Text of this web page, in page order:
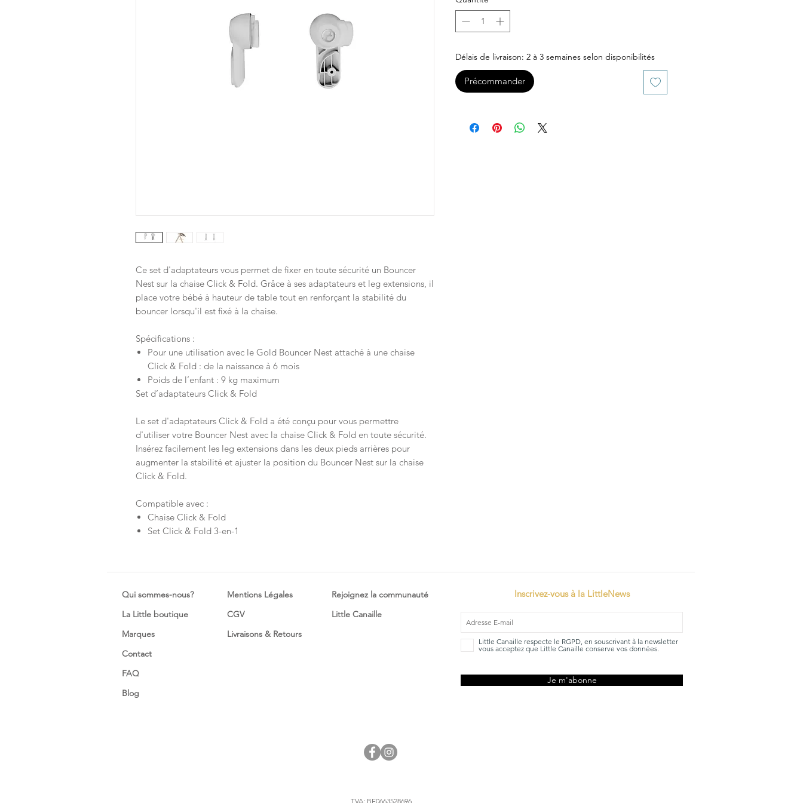
Ce set d'adaptateurs vous permet de fixer en toute sécurité un Bouncer
Nest sur la chaise Click & Fold. Grâce à ses adaptateurs et leg extensions, il
place votre bébé à hauteur de table tout en renforçant la stabilité du
bouncer lorsqu'il est fixé à la chaise.
Spécifications :
Pour une utilisation avec le Gold Bouncer Nest attaché à une chaise
Click & Fold : de la naissance à 6 mois
Poids de l’enfant : 9 kg maximum
Set d’adaptateurs Click & Fold
Le set d'adaptateurs Click & Fold a été conçu pour vous permettre
d'utiliser votre Bouncer Nest avec la chaise Click & Fold en toute sécurité.
Insérez facilement les leg extensions dans les deux pieds arrières pour
augmenter la stabilité et ajuster la position du Bouncer Nest sur la chaise
Click & Fold.
Compatible avec :
Chaise Click & Fold
Set Click & Fold 3-en-1
Délais de livraison: 2 à 3 semaines selon disponibilités
Précommander
Qui sommes-nous?
La Little boutique
Marques
Contact
FAQ
Blog
Mentions Légales
CGV
Livraisons & Retours
Rejoignez la communauté
Little Canaille
Inscrivez-vous à la LittleNews
Little Canaille respecte le RGPD, en souscrivant à la newsletter
vous acceptez que Little Canaille conserve vos données.
Je m'abonne
TVA: BE0663528696